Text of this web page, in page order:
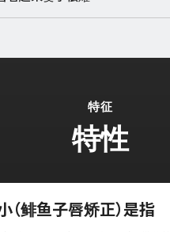
特征
特性
（鲱鱼子唇矫正）是指